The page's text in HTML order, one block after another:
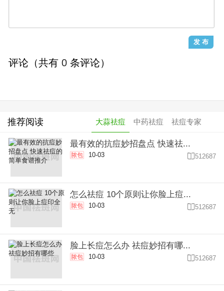
评论（共有 0 条评论）
推荐阅读 大蒜祛痘 中药祛痘 祛痘专家
最有效的抗痘妙招盘点 快速祛...
脓包 10-03 512687
怎么祛痘 10个原则让你脸上痘...
脓包 10-03 512687
脸上长痘怎么办 祛痘妙招有哪...
脓包 10-03 512687